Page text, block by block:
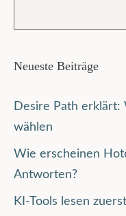
Neueste Beiträge
Desire Path erklärt:
wählen
Wie erscheinen
Antworten?
KI-Tools lesen